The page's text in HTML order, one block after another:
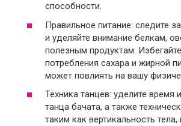
способности.
Правильное питание: следите
и уделяйте внимание белкам,
полезным продуктам.
потребления сахара и жирной
может повлиять на вашу
Техника танцев: уделите время
танца бачата, а также
таким как вертикальность